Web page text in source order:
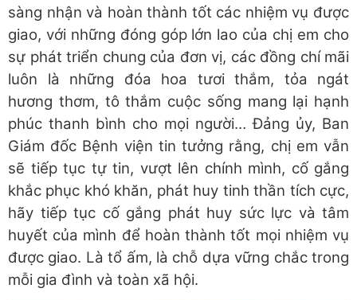
sàng nhận và hoàn thành tốt các nhiệm vụ được
giao, với những đóng góp lớn lao của chị em cho
sự phát triển chung của đơn vị, các đồng chí mãi
luôn là những đóa hoa tươi thắm, tỏa ngát
hương thơm, tô thắm cuộc sống mang lại hạnh
phúc thanh bình cho mọi người… Đảng ủy, Ban
Giám đốc Bệnh viện tin tưởng rằng, chị em vẫn
sẽ tiếp tục tự tin, vượt lên chính mình, cố gắng
khắc phục khó khăn, phát huy tinh thần tích cực,
hãy tiếp tục cố gắng phát huy sức lực và tâm
huyết của mình để hoàn thành tốt mọi nhiệm vụ
được giao. Là tổ ấm, là chỗ dựa vững chắc trong
mỗi gia đình và toàn xã hội.